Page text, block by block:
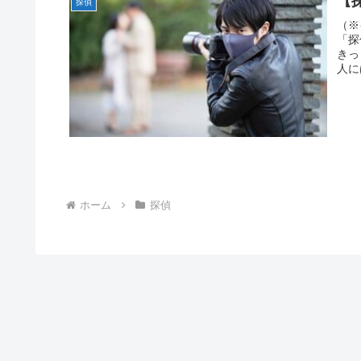
探偵
（
「
き
人
ホーム 探偵